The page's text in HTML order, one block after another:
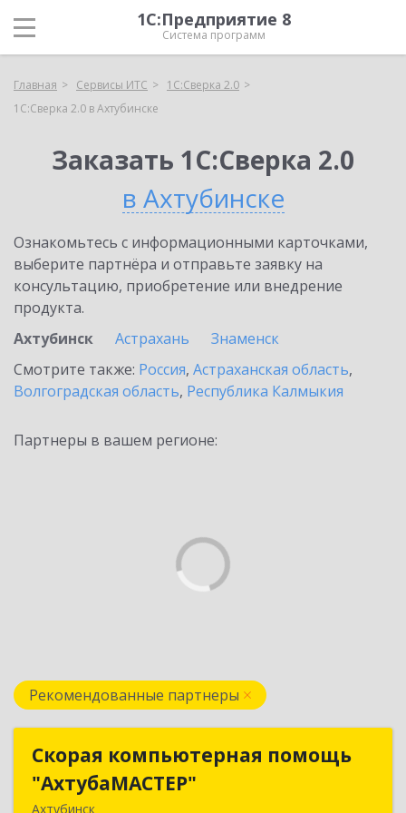
1С:Предприятие 8
Система программ
Главная Сервисы ИТС
1С:Сверка 2.0
1С:Сверка 2.0 в Ахтубинске
Заказать 1С:Сверка 2.0
в Ахтубинске
Ознакомьтесь с информационными карточками,
выберите партнёра и отправьте заявку на
консультацию, приобретение или внедрение
продукта.
Ахтубинск
Астрахань
Знаменск
Смотрите также: Россия, Астраханская область,
Волгоградская область, Республика Калмыкия
Партнеры в вашем регионе:
Рекомендованные партнеры
Скорая компьютерная помощь
"АхтубаМАСТЕР"
Ахтубинск
Скорая компьютерная помощь